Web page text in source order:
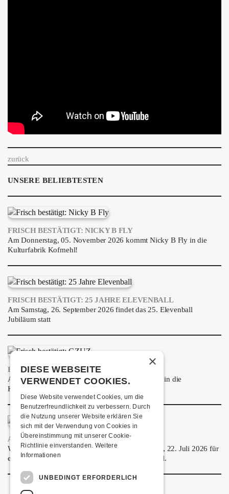
zurück
UNSERE BELIEBTESTEN
FRISCH BESTÄTIGT: NICKY B FLY
Am Donnerstag, 05. November 2026 kommt Nicky B Fly in die
Kulturfabrik Kofmehl!
FRISCH BESTÄTIGT: 25 JAHRE ELEVENBALL
Am Samstag, 26. September 2026 findet das 25. Elevenball
Jubiläum statt
FRISCH BESTÄTIGT: GZUZ
Am Donnerstag, 29. Oktober 2026 kommt GZUZ in die
Kulturfabrik Kofmehl!
AIRBOURNE - SPECIAL SUMMER SHOW
Wow, das ist ein Ding! Airbourne kommen am MI, 22. Juli 2026 für
eine exklusive Special Summer Show ins Kofmehl.
×
DIESE WEBSEITE
VERWENDET COOKIES.
Diese Website verwendet Cookies, um die
Benutzerfreundlichkeit zu verbessern. Durch
die Nutzung unserer Website erklären Sie
sich mit der Verwendung von Cookies in
Übereinstimmung mit unserer Cookie-
Richtlinie einverstanden. Weitere
Informationen
UNBEDINGT ERFORDERLICH